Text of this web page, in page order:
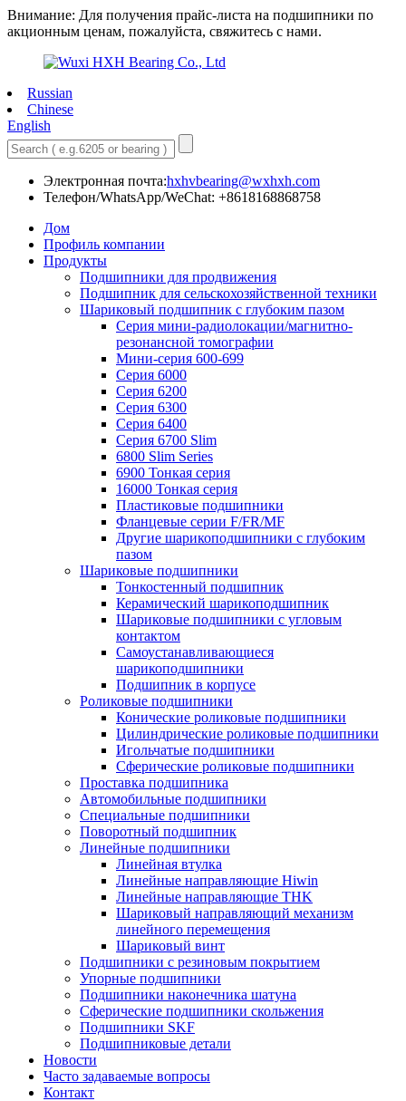
Внимание: Для получения прайс-листа на подшипники по
акционным ценам, пожалуйста, свяжитесь с нами.
Russian
Chinese
English
Электронная почта:hxhvbearing@wxhxh.com
Телефон/WhatsApp/WeChat: +8618168868758
Дом
Профиль компании
Продукты
Подшипники для продвижения
Подшипник для сельскохозяйственной техники
Шариковый подшипник с глубоким пазом
Серия мини-радиолокации/магнитно-
резонансной томографии
Мини-серия 600-699
Серия 6000
Серия 6200
Серия 6300
Серия 6400
Серия 6700 Slim
6800 Slim Series
6900 Тонкая серия
16000 Тонкая серия
Пластиковые подшипники
Фланцевые серии F/FR/MF
Другие шарикоподшипники с глубоким
пазом
Шариковые подшипники
Тонкостенный подшипник
Керамический шарикоподшипник
Шариковые подшипники с угловым
контактом
Самоустанавливающиеся
шарикоподшипники
Подшипник в корпусе
Роликовые подшипники
Конические роликовые подшипники
Цилиндрические роликовые подшипники
Игольчатые подшипники
Сферические роликовые подшипники
Проставка подшипника
Автомобильные подшипники
Специальные подшипники
Поворотный подшипник
Линейные подшипники
Линейная втулка
Линейные направляющие Hiwin
Линейные направляющие THK
Шариковый направляющий механизм
линейного перемещения
Шариковый винт
Подшипники с резиновым покрытием
Упорные подшипники
Подшипники наконечника шатуна
Сферические подшипники скольжения
Подшипники SKF
Подшипниковые детали
Новости
Часто задаваемые вопросы
Контакт